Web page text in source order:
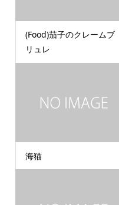
(Food)茄子のクレームブ
リュレ
海猫